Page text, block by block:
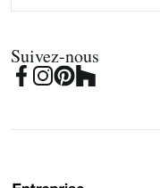
Suivez-nous